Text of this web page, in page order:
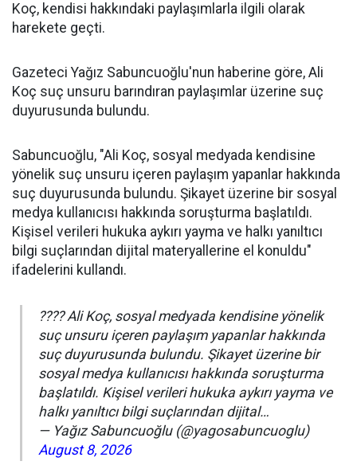
Koç, kendisi hakkındaki paylaşımlarla ilgili olarak
harekete geçti.
Gazeteci Yağız Sabuncuoğlu'nun haberine göre, Ali
Koç suç unsuru barındıran paylaşımlar üzerine suç
duyurusunda bulundu.
Sabuncuoğlu, "Ali Koç, sosyal medyada kendisine
yönelik suç unsuru içeren paylaşım yapanlar hakkında
suç duyurusunda bulundu. Şikayet üzerine bir sosyal
medya kullanıcısı hakkında soruşturma başlatıldı.
Kişisel verileri hukuka aykırı yayma ve halkı yanıltıcı
bilgi suçlarından dijital materyallerine el konuldu"
ifadelerini kullandı.
???? Ali Koç, sosyal medyada kendisine yönelik
suç unsuru içeren paylaşım yapanlar hakkında
suç duyurusunda bulundu. Şikayet üzerine bir
sosyal medya kullanıcısı hakkında soruşturma
başlatıldı. Kişisel verileri hukuka aykırı yayma ve
halkı yanıltıcı bilgi suçlarından dijital…
— Yağız Sabuncuoğlu (@yagosabuncuoglu)
August 8, 2026